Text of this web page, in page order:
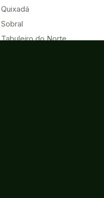
Quixadá
Sobral
Tabuleiro do Norte